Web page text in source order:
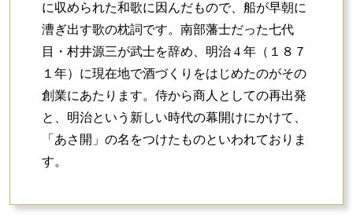
に収められた和歌に因んだもので、船が早朝に
漕ぎ出す歌の枕詞です。南部藩士だった七代
目・村井源三が武士を辞め、明治 4 年（１８７
１年）に現在地で酒づくりをはじめたのがその
創業にあたります。侍から商人としての再出発
と、明治という新しい時代の幕開けにかけて、
「あさ開」の名をつけたものといわれておりま
す。